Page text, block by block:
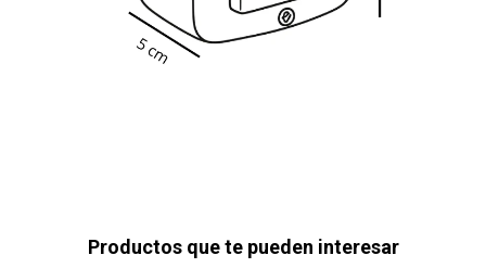
Productos que te pueden interesar